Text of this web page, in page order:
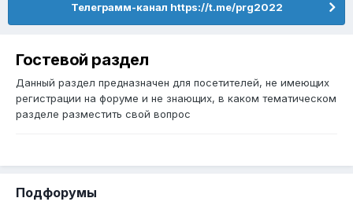
Телеграмм-канал https://t.me/prg2022
Гостевой раздел
Данный раздел предназначен для посетителей, не имеющих
регистрации на форуме и не знающих, в каком тематическом
разделе разместить свой вопрос
Подфорумы